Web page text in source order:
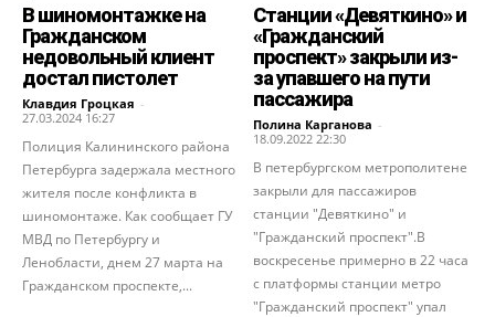
В шиномонтажке на
Гражданском
недовольный клиент
достал пистолет
Клавдия Гроцкая -
27.03.2024 16:27
Полиция Калининского района
Петербурга задержала местного
жителя после конфликта в
шиномонтаже. Как сообщает ГУ
МВД по Петербургу и
Ленобласти, днем 27 марта на
Гражданском проспекте,...
Станции «Девяткино» и
«Гражданский
проспект» закрыли из-
за упавшего на пути
пассажира
Полина Карганова -
18.09.2022 22:30
В петербургском метрополитене
закрыли для пассажиров
станции "Девяткино" и
"Гражданский проспект".В
воскресенье примерно в 22 часа
с платформы станции метро
"Гражданский проспект" упал